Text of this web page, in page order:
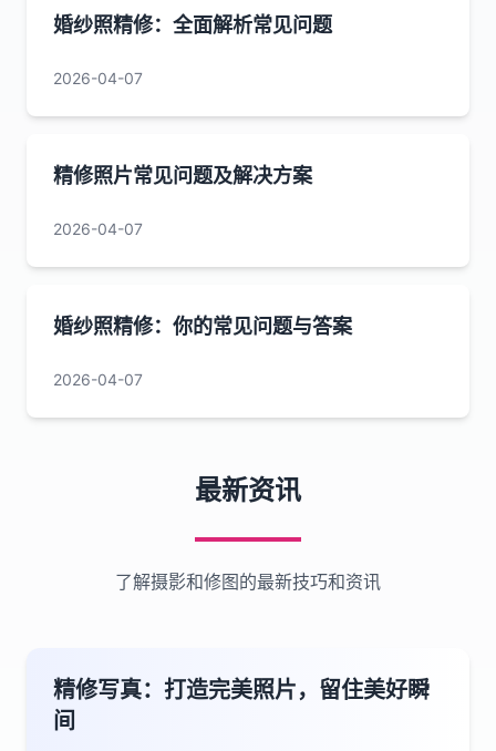
婚纱照精修：全面解析常见问题
2026-04-07
精修照片常见问题及解决方案
2026-04-07
婚纱照精修：你的常见问题与答案
2026-04-07
最新资讯
了解摄影和修图的最新技巧和资讯
精修写真：打造完美照片，留住美好瞬
间